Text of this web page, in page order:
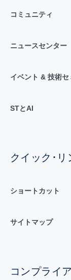
コミュニティ
ニュースセンター
イベント & 技術セ
STとAI
クイック･リ
ショートカット
サイトマップ
コンプライ